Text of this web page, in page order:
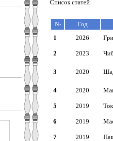
Список статей
№
Год
1
2026
2 2023
3 2020
4 2020
5 2019
6 2019
7 2019